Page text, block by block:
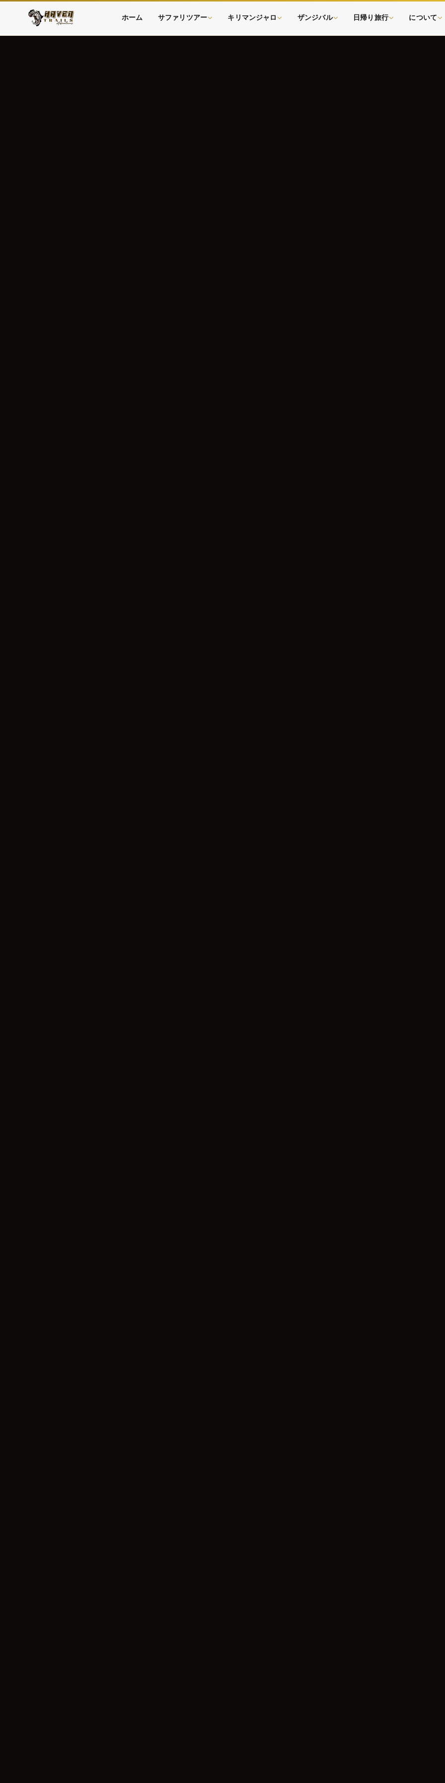
ホーム サファリツアー キリマンジャロ ザンジバル 日帰り旅行 について